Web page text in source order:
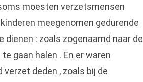
moesten verzetsmensen
meegenomen gedurende
dienen : zoals zogenaamd naar de
gaan halen . En er waren
deden , zoals bij de